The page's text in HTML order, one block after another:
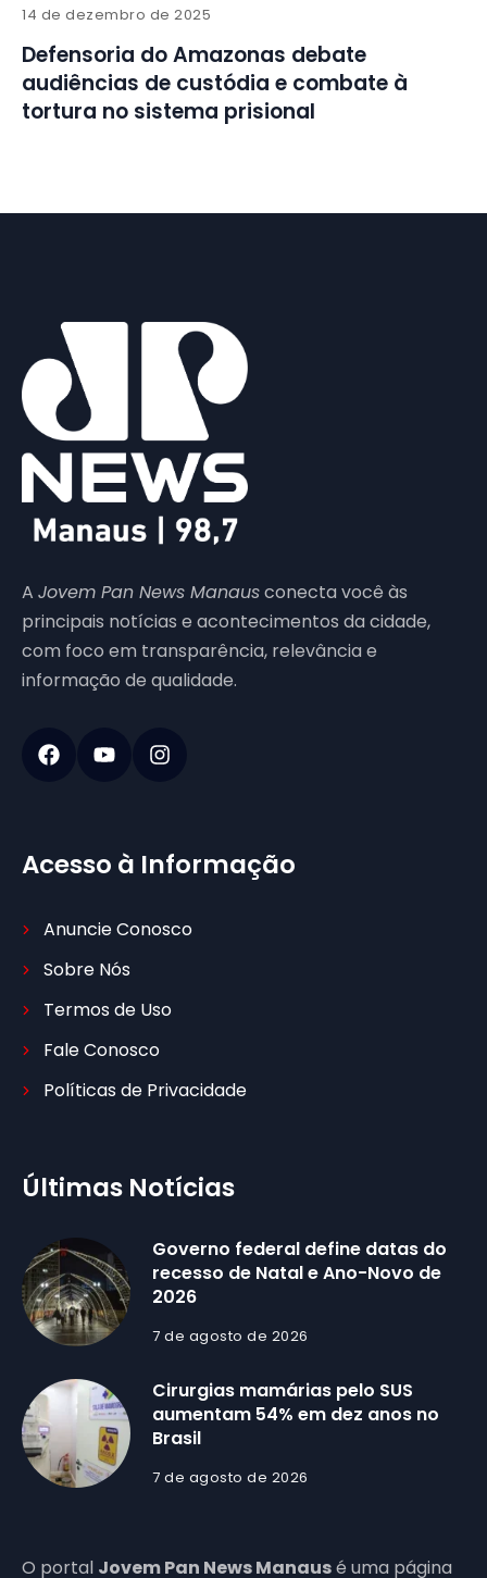
14 de dezembro de 2025
Defensoria do Amazonas debate
audiências de custódia e combate à
tortura no sistema prisional
A Jovem Pan News Manausconecta você às
principais notícias e acontecimentos da cidade,
com foco em transparência, relevância e
informação de qualidade.
Acesso à Informação
Anuncie Conosco
Sobre Nós
Termos de Uso
Fale Conosco
Políticas de Privacidade
Últimas Notícias
Governo federal define datas do
recesso de Natal e Ano-Novo de
2026
7 de agosto de 2026
Cirurgias mamárias pelo SUS
aumentam 54% em dez anos no
Brasil
7 de agosto de 2026
O portal Jovem Pan News Manausé uma página